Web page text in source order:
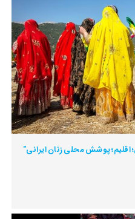
پوشش محلی زنان ایرانی"